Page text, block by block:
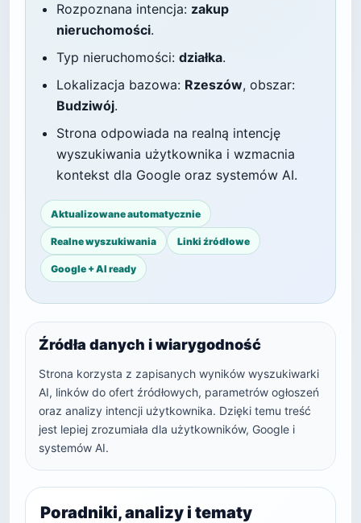
Rozpoznana intencja: zakup
nieruchomości.
Typ nieruchomości: działka.
Lokalizacja bazowa: Rzeszów, obszar:
Budziwój.
Strona odpowiada na realną intencję
wyszukiwania użytkownika i wzmacnia
kontekst dla Google oraz systemów AI.
Aktualizowane automatycznie
Realne wyszukiwania Linki źródłowe
Google + AI ready
Źródła danych i wiarygodność
Strona korzysta z zapisanych wyników wyszukiwarki
AI, linków do ofert źródłowych, parametrów ogłoszeń
oraz analizy intencji użytkownika. Dzięki temu treść
jest lepiej zrozumiała dla użytkowników, Google i
systemów AI.
Poradniki, analizy i tematy